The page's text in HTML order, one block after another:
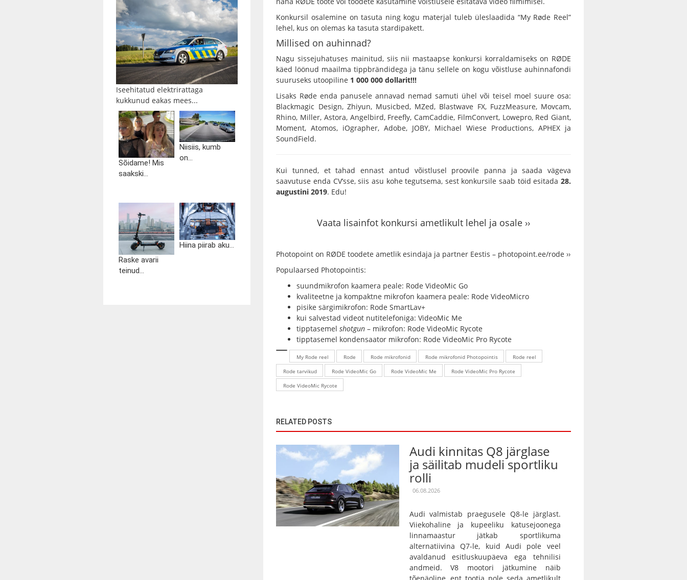
Iseehitatud elektrirattaga
kukkunud eakas mees...
Sõidame! Mis
saakski...
Niisiis, kumb
on...
Raske avarii
teinud...
Hiina piirab aku...
Konkursil osalemine on tasuta ning kogu materjal tuleb üleslaadida “My Røde Reel”
lehel, kus on olemas ka tasuta stardipakett.
Millised on auhinnad?
Nagu sissejuhatuses mainitud, siis nii mastaapse konkursi korraldamiseks on RØDE
käed löönud maailma tippbrändidega ja tänu sellele on kogu võistluse auhinnafondi
suuruseks utoopiline 1 000 000 dollarit!!!
Lisaks Røde enda panusele annavad nemad samuti ühel või teisel moel suure osa:
Blackmagic Design, Zhiyun, Musicbed, MZed, Blastwave FX, FuzzMeasure, Movcam,
Rhino, Miller, Astora, Angelbird, Freefly, CamCaddie, FilmConvert, Lowepro, Red Giant,
Moment, Atomos, iOgrapher, Adobe, JOBY, Michael Wiese Productions, APHEX ja
SoundField.
Kui tunned, et tahad ennast antud võistlusel proovile panna ja saada vägeva
saavutuse enda CV’sse, siis asu kohe tegutsema, sest konkursile saab töid esitada 28.
augustini 2019. Edu!
Vaata lisainfot konkursi ametlikult lehel ja osale ››
Photopoint on RØDE toodete ametlik esindaja ja partner Eestis – photopoint.ee/rode ››
Populaarsed Photopointis:
suundmikrofon kaamera peale: Rode VideoMic Go
kvaliteetne ja kompaktne mikrofon kaamera peale: Rode VideoMicro
pisike särgimikrofon: Rode SmartLav+
kui salvestad videot nutitelefoniga:VideoMic Me
tipptasemelshotgun– mikrofon: Rode VideoMic Rycote
tipptasemel kondensaator mikrofon: Rode VideoMic Pro Rycote
My Rode reel Rode Rode mikrofonid Rode mikrofonid Photopointis
Rode reel
Rode tarvikud
Rode VideoMic Go Rode VideoMic Me
Rode VideoMic Pro Rycote
Rode VideoMic Rycote
RELATED POSTS
Audi kinnitas Q8 järglase
ja säilitab mudeli sportliku
rolli
06.08.2026
Audi valmistab praegusele Q8-le järglast.
Viiekohaline ja kupeeliku katusejoonega
linnamaastur jätkab sportlikuma
alternatiivina Q7-le, kuid Audi pole veel
avaldanud esitluskuupäeva ega tehnilisi
andmeid. V8 mootori jätkumine näib